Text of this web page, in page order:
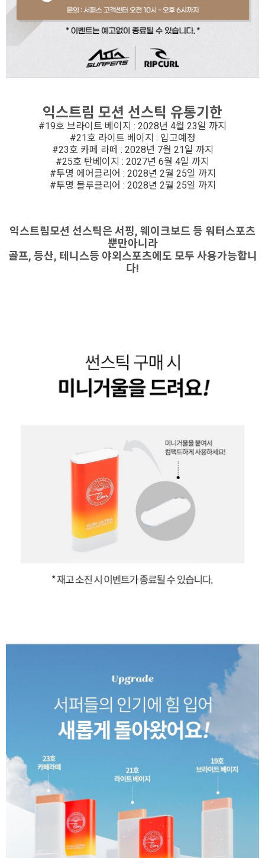
라이프 하세요!
익스트림 모션 선스틱 유통기한
#19호 브라이트 베이지 : 2028년 4월 23일 까지
#21호 라이트 베이지 : 입고예정
#23호 카페 라떼 : 2028년 7월 21일 까지
#25호 탄베이지 : 2027년 6월 4일 까지
#투명 에어클리어 : 2028년 2월 25일 까지
#투명 블루클리어 : 2028년 2월 25일 까지
익스트림모션 선스틱은 서핑, 웨이크보드 등 워터스포츠
뿐만아니라
골프, 등산, 테니스등 야외스포츠에도 모두 사용가능합니
다!